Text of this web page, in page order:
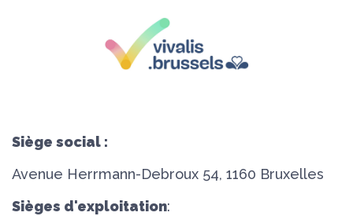
Siège social :
Avenue Herrmann-Debroux 54, 1160 Bruxelles
Sièges d'exploitation: